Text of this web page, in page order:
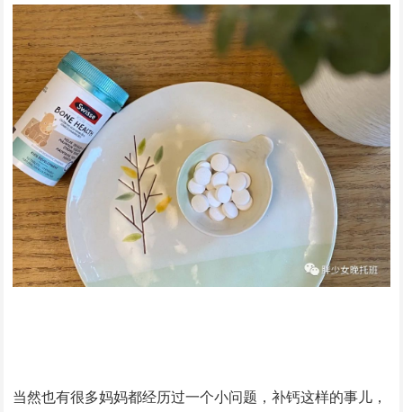
当然也有很多妈妈都经历过一个小问题，补钙这样的事儿，